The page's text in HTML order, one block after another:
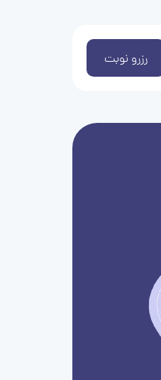
رزرو نوبت